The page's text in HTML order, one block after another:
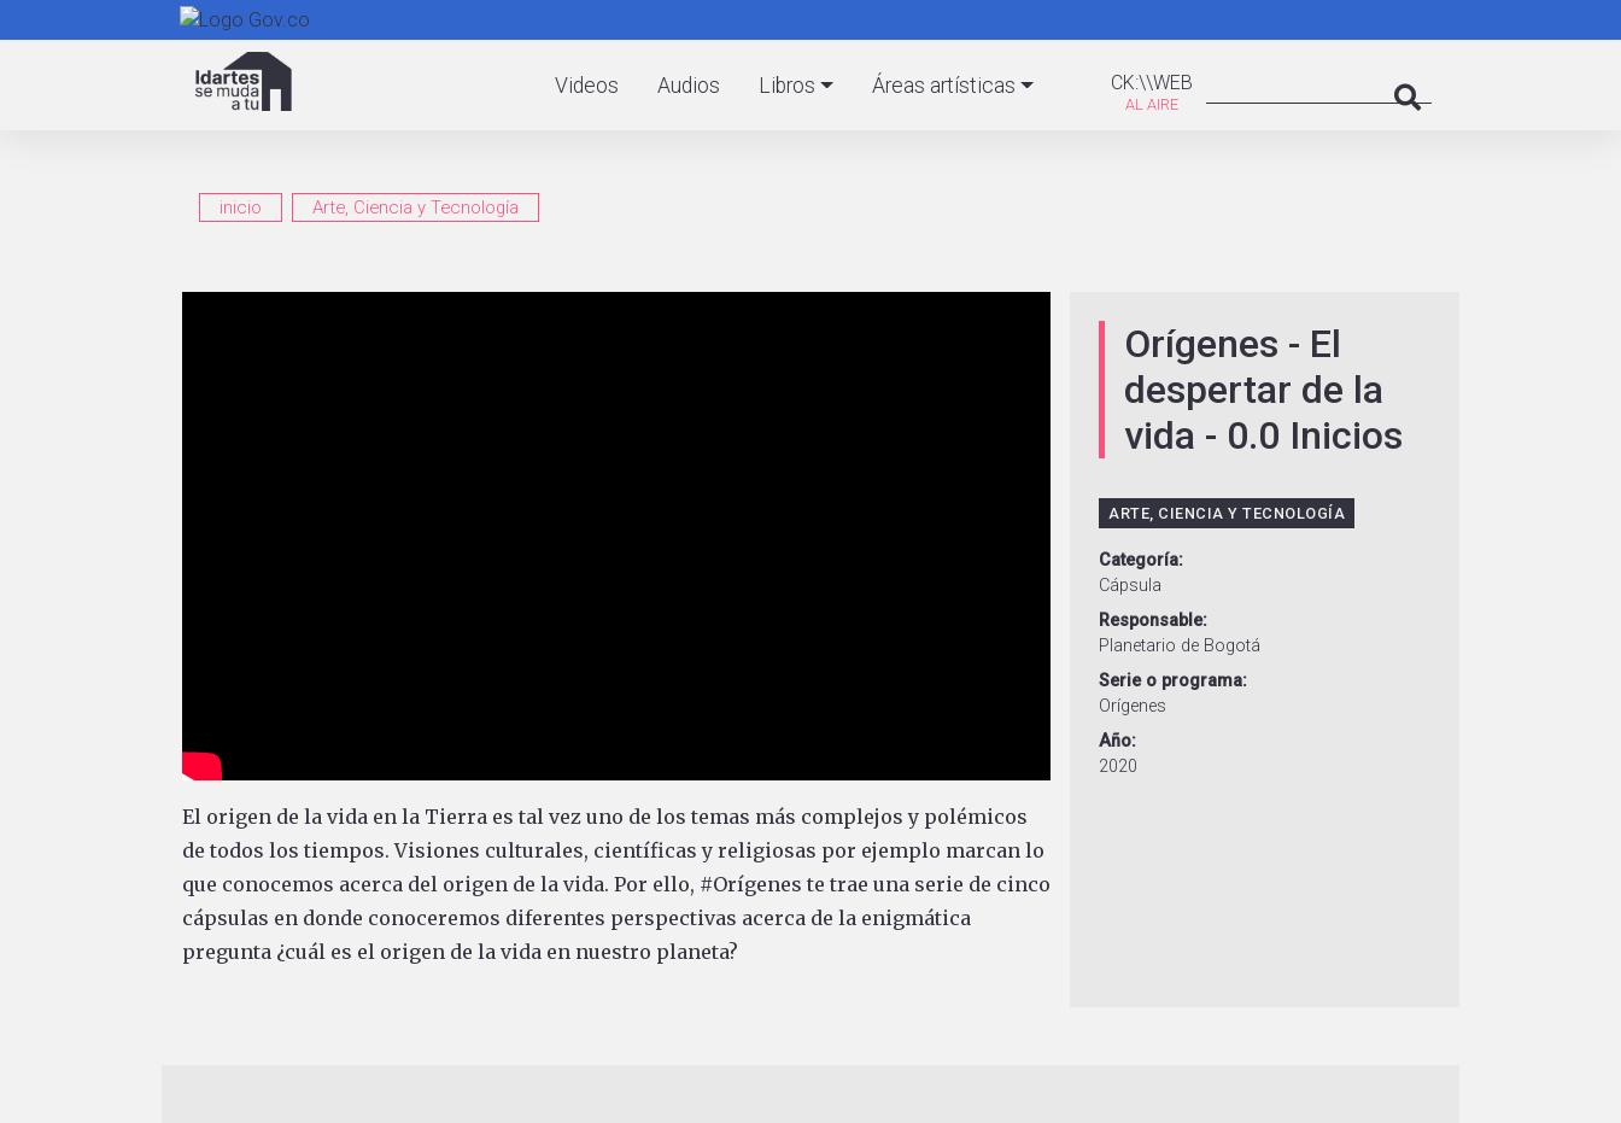
al
contenido
CK:\WEB
CK:\\WEB
Videos Audios Libros Áreas artísticas
inicio Arte, Ciencia y Tecnología
El origen de la vida en la Tierra es tal vez uno de los temas más complejos y polémicos
de todos los tiempos. Visiones culturales, científicas y religiosas por ejemplo marcan lo
que conocemos acerca del origen de la vida. Por ello, #Orígenes te trae una serie de cinco
cápsulas en donde conoceremos diferentes perspectivas acerca de la enigmática
pregunta ¿cuál es el origen de la vida en nuestro planeta?
Orígenes - El
despertar de la
vida - 0.0 Inicios
ARTE, CIENCIA Y TECNOLOGÍA
Categoría
Cápsula
Responsable
Planetario de Bogotá
Serie o programa
Orígenes
Año
2020